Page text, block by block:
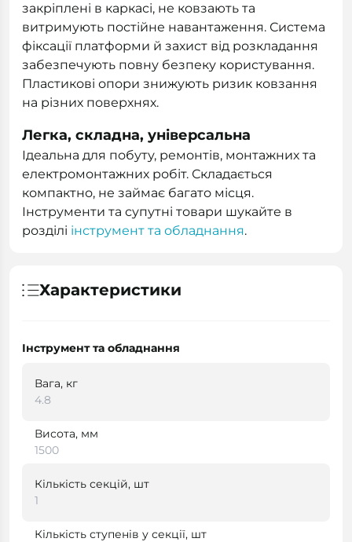
закріплені в каркасі, не ковзають та
витримують постійне навантаження. Система
фіксації платформи й захист від розкладання
забезпечують повну безпеку користування.
Пластикові опори знижують ризик ковзання
на різних поверхнях.
Легка, складна, універсальна
Ідеальна для побуту, ремонтів, монтажних та
електромонтажних робіт. Складається
компактно, не займає багато місця.
Інструменти та супутні товари шукайте в
розділі інструмент та обладнання.
Характеристики
Інструмент та обладнання
Вага, кг
4.8
Висота, мм
1500
Кількість секцій, шт
1
Кількість ступенів у секції, шт